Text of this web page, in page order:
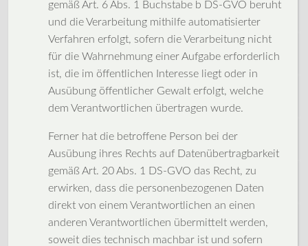
gemäß Art. 6 Abs. 1 Buchstabe b DS-GVO beruht
und die Verarbeitung mithilfe automatisierter
Verfahren erfolgt, sofern die Verarbeitung nicht
für die Wahrnehmung einer Aufgabe erforderlich
ist, die im öffentlichen Interesse liegt oder in
Ausübung öffentlicher Gewalt erfolgt, welche
dem Verantwortlichen übertragen wurde.
Ferner hat die betroffene Person bei der
Ausübung ihres Rechts auf Datenübertragbarkeit
gemäß Art. 20 Abs. 1 DS-GVO das Recht, zu
erwirken, dass die personenbezogenen Daten
direkt von einem Verantwortlichen an einen
anderen Verantwortlichen übermittelt werden,
soweit dies technisch machbar ist und sofern